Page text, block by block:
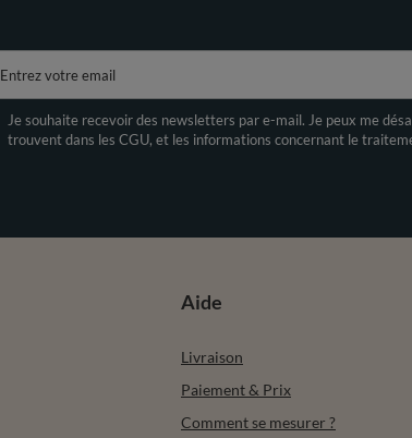
Entrez votre email
Je souhaite recevoir des newsletters par e-mail. Je peux me
trouvent dans les CGU, et les informations concernant le
Aide
Livraison
Paiement & Prix
Comment se mesurer ?